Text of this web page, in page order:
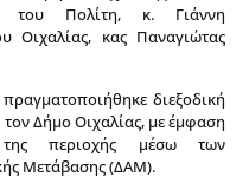
του Πολίτη, κ. Γιάννη
Οιχαλίας, κας Παναγιώτας
διεξοδική
Δήμο Οιχαλίας, με έμφαση
της περιοχής μέσω των
Μετάβασης (ΔΑΜ).